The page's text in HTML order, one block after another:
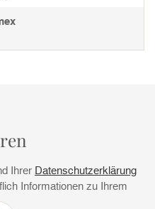
Ihrer Datenschutzerklärung
Informationen zu Ihrem